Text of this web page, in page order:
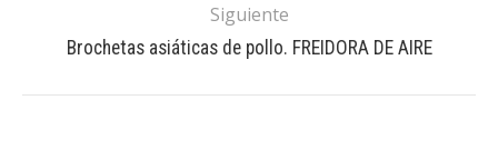
Siguiente
Brochetas asiáticas de pollo. FREIDORA DE AIRE